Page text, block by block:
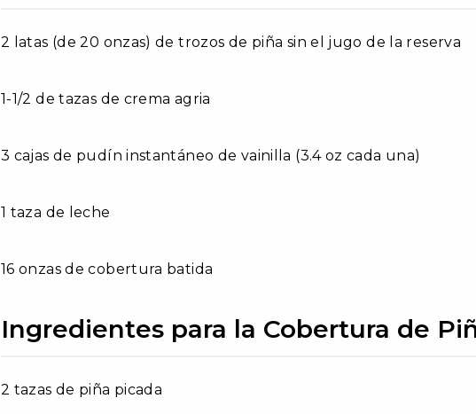
2 latas (de 20 onzas) de trozos de piña sin el jugo de la reserva
1-1/2 de tazas de crema agria
3 cajas de pudín instantáneo de vainilla (3.4 oz cada una)
1 taza de leche
16 onzas de cobertura batida
Ingredientes para la Cobertura de
2 tazas de piña picada